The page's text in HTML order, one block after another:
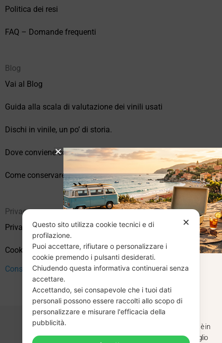
Politica dei resi
FAQ – Domande frequenti
Blog
Vai al Blog
Guida alla scala di valutazione dei vinili usati
Dischi in vinile, un po’ di storia.
Dove conviene comprare vinili online?
Come conservare correttamente i vinili usati
Privacy
Privacy Policy
Cookie Policy (UE)
Consenso
✕
Questo sito utilizza cookie tecnici e di
profilazione.
Puoi accettare, rifiutare o personalizzare i
cookie premendo i pulsanti desiderati.
Chiudendo questa informativa continuerai senza
accettare.
Accettando, sei consapevole che i tuoi dati
personali possono essere raccolti allo scopo di
personalizzare e misurare l'efficacia della
pubblicità.
CHIUSURA
ESTIVA
Dal 29 luglio al 31 agosto venditaviniliusati.it è in
pausa estiva. Gli ordini ricevuti entro il 29 luglio